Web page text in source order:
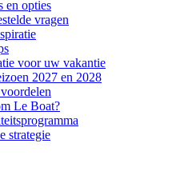
en opties
vragen
voor uw vakantie
2027 en 2028
Le Boat?
strategie